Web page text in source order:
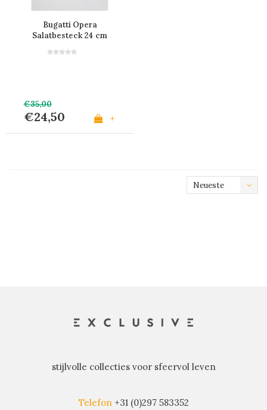
Bugatti Opera
Salatbesteck 24 cm
€35,00
€24,50 +
Neueste
stijlvolle collecties voor sfeervol leven
Telefon +31 (0)297 583352